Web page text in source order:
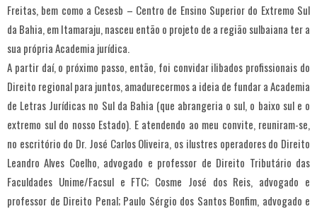
Freitas, bem como a Cesesb – Centro de Ensino Superior do Extremo Sul
da Bahia, em Itamaraju, nasceu então o projeto de a região sulbaiana ter a
sua própria Academia jurídica.
A partir daí, o próximo passo, então, foi convidar ilibados profissionais do
Direito regional para juntos, amadurecermos a ideia de fundar a Academia
de Letras Jurídicas no Sul da Bahia (que abrangeria o sul, o baixo sul e o
extremo sul do nosso Estado). E atendendo ao meu convite, reuniram-se,
no escritório do Dr. José Carlos Oliveira, os ilustres operadores do Direito
Leandro Alves Coelho, advogado e professor de Direito Tributário das
Faculdades Unime/Facsul e FTC; Cosme José dos Reis, advogado e
professor de Direito Penal; Paulo Sérgio dos Santos Bonfim, advogado e